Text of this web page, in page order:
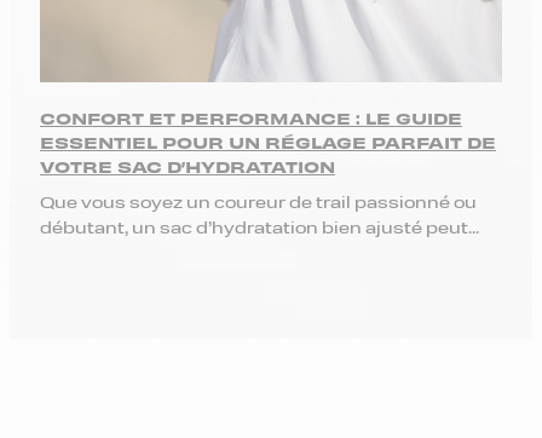
CONFORT ET PERFORMANCE : LE GUIDE
ESSENTIEL POUR UN RÉGLAGE PARFAIT DE
VOTRE SAC D’HYDRATATION
Que vous soyez un coureur de trail passionné ou
débutant, un sac d’hydratation bien ajusté peut...